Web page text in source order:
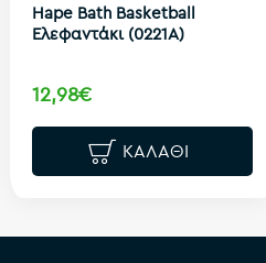
Hape Bath Basketball
Ελεφαντάκι (0221A)
12,98€
ΚΑΛΆΘΙ